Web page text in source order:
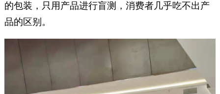
的包装，只用产品进行盲测，消费者几乎吃不出产
品的区别。